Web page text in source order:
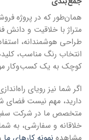
متراژ با خلاقیت و
طراحی هوشمندانه،
انتخاب رنگ مناسب،
کوچک به یک کسب‌وکار
اگر شما نیز رویای
دارید، مهم نیست فضای
متخصص ما در شرکت سفید
خلاقانه و سفارشی، به